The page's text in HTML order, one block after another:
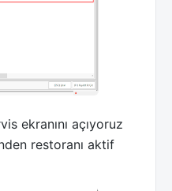
ekranını açıyoruz
restoranı aktif